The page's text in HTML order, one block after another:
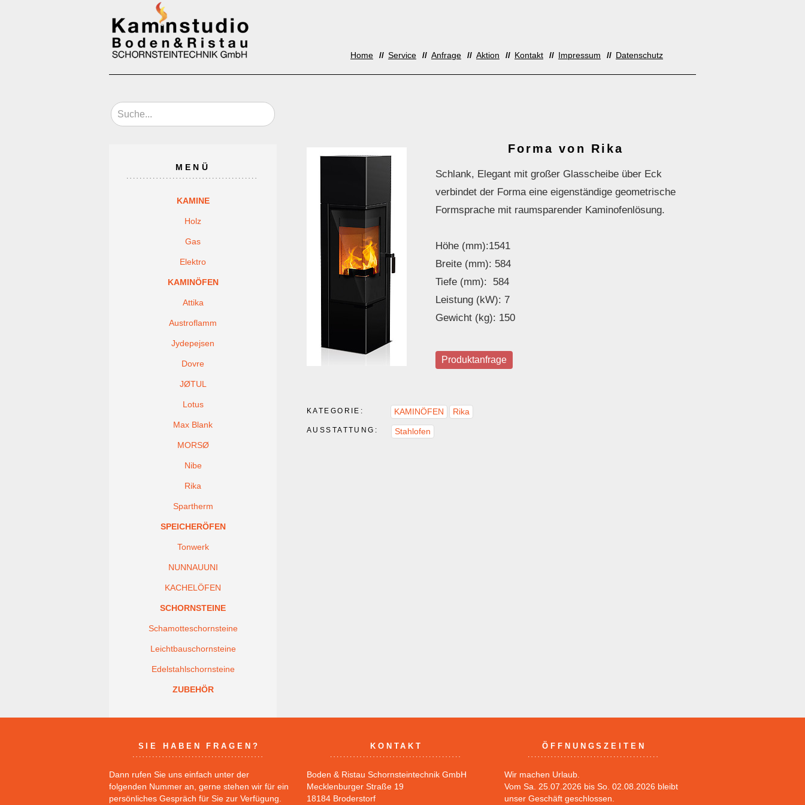
Home Service Anfrage Aktion Kontakt Impressum Datenschutz
Forma von Rika
Schlank, Elegant mit großer Glasscheibe über Eck
verbindet der Forma eine eigenständige geometrische
Formsprache mit raumsparender Kaminofenlösung.
Höhe (mm):1541
Breite (mm): 584
Tiefe (mm): 584
Leistung (kW): 7
Gewicht (kg): 150
Produktanfrage
KATEGORIE: KAMINÖFEN Rika
AUSSTATTUNG: Stahlofen
MENÜ
KAMINE
Holz
Gas
Elektro
KAMINÖFEN
Attika
Austroflamm
Jydepejsen
Dovre
JØTUL
Lotus
Max Blank
MORSØ
Nibe
Rika
Spartherm
SPEICHERÖFEN
Tonwerk
NUNNAUUNI
KACHELÖFEN
SCHORNSTEINE
Schamotteschornsteine
Leichtbauschornsteine
Edelstahlschornsteine
ZUBEHÖR
SIE HABEN FRAGEN?
Dann rufen Sie uns einfach unter der
folgenden Nummer an, gerne stehen wir für ein
persönliches Gespräch für Sie zur Verfügung.
KONTAKT
Boden & Ristau Schornsteintechnik GmbH
Mecklenburger Straße 19
18184 Broderstorf
ÖFFNUNGSZEITEN
Wir machen Urlaub.
Vom Sa. 25.07.2026 bis So. 02.08.2026 bleibt
unser Geschäft geschlossen.